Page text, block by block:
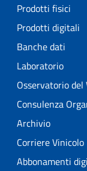
Prodotti fisici
Prodotti digitali
Banche dati
Laboratorio
Osservatorio del
Consulenza
Archivio
Corriere Vinicolo
Abbonamenti